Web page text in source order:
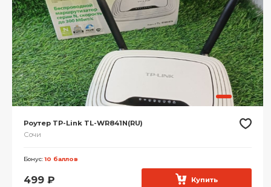
Роутер TP-Link TL-WR841N(RU)
Сочи
Бонус:10 баллов
499 ₽ Купить